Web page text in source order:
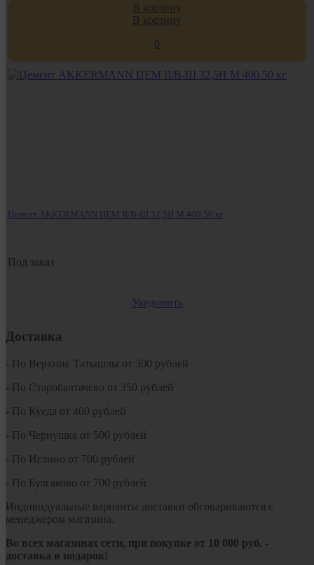
В корзину
В корзину
0
Цемент AKKERMANN ЦЕМ II/В-Ш 32,5Н М 400 50 кг
Под заказ
Уведомить
Доставка
- По Верхние Татышлы от 300 рублей
- По Старобалтачево от 350 рублей
- По Куеда от 400 рублей
- По Чернушка от 500 рублей
- По Иглино от 700 рублей
- По Булгаково от 700 рублей
Индивидуальные варианты доставки обговариваются с
менеджером магазина.
Во всех магазинах сети, при покупке от 10 000 руб. -
доставка в подарок!